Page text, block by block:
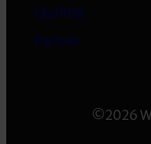
Qualität
Partner
©2026